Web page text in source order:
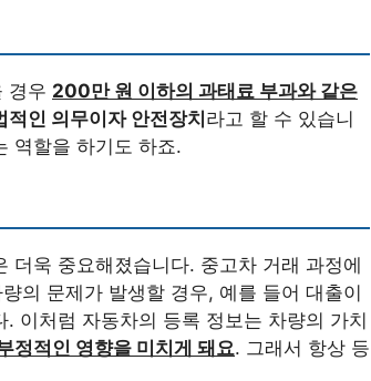
경우 200만 원 이하의 과태료 부과와 같은
적인 의무이자 안전장치라고 할 수 있습니
역할을 하기도 하죠.
더욱 중요해졌습니다. 중고차 거래 과정에
의 문제가 발생할 경우, 예를 들어 대출이
이처럼 자동차의 등록 정보는 차량의 가치
정적인 영향을 미치게 돼요. 그래서 항상 등